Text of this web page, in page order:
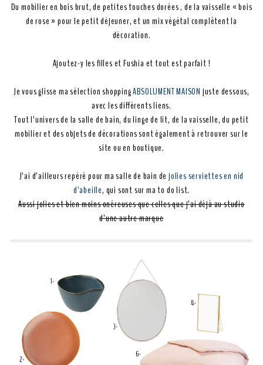
Du mobilier en bois brut, de petites touches dorées , de la vaisselle « bois
de rose » pour le petit déjeuner, et un mix végétal complètent la
décoration.
Ajoutez-y les filles et Fushia et tout est parfait !
Je vous glisse ma sélection shoppingABSOLUMENT MAISON juste dessous,
avec les différents liens.
Tout l’univers de la salle de bain, du linge de lit, de la vaisselle, du petit
mobilier et des objets de décorations sont également à retrouver sur le
site ou en boutique.
J’ai d’ailleurs repéré pour ma salle de bain dejolies serviettes en nid
d’abeille, qui sont sur ma to do list.
Aussi jolies et bien moins onéreuses que celles que j’ai déjà au studio
d’une autre marque